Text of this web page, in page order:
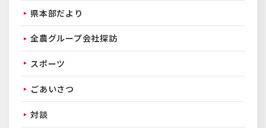
県本部だより
全農グループ会社探訪
スポーツ
ごあいさつ
対談